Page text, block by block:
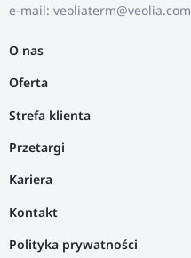
e-mail: veoliaterm@veolia.com
O nas
Oferta
Strefa klienta
Przetargi
Kariera
Kontakt
Polityka prywatności